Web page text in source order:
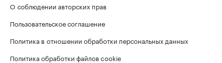
О соблюдении авторских прав
Пользовательское соглашение
Политика в отношении обработки персональных данных
Политика обработки файлов cookie